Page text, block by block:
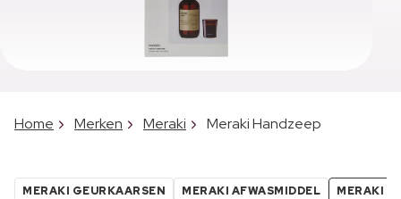
Home Merken Meraki Meraki Handzeep
MERAKI GEURKAARSEN MERAKI AFWASMIDDEL MERAKI